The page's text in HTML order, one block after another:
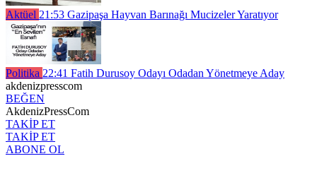
Aktüel 21:53 Gazipaşa Hayvan Barınağı Mucizeler Yaratıyor
Politika 22:41 Fatih Durusoy Odayı Odadan Yönetmeye Aday
akdenizpresscom
BEĞEN
AkdenizPressCom
TAKİP ET
TAKİP ET
ABONE OL